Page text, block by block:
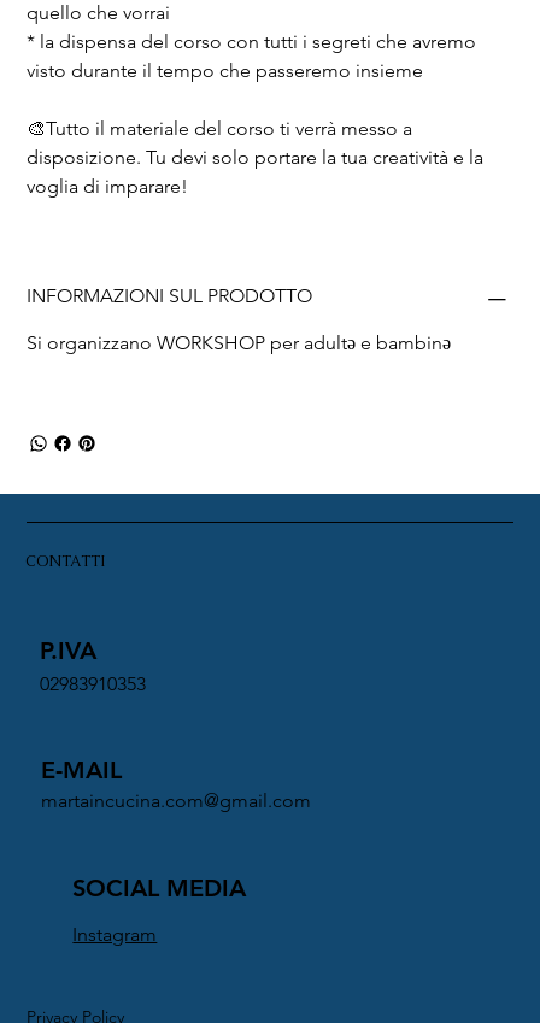
quello che vorrai
* la dispensa del corso con tutti i segreti che avremo
visto durante il tempo che passeremo insieme
🎨Tutto il materiale del corso ti verrà messo a
disposizione. Tu devi solo portare la tua creatività e la
voglia di imparare!
INFORMAZIONI SUL PRODOTTO
Si organizzano WORKSHOP per adultə e bambinə
CONTATTI
P.IVA
02983910353
E-MAIL
martaincucina.com@gmail.com
SOCIAL MEDIA
Instagram
Privacy Policy